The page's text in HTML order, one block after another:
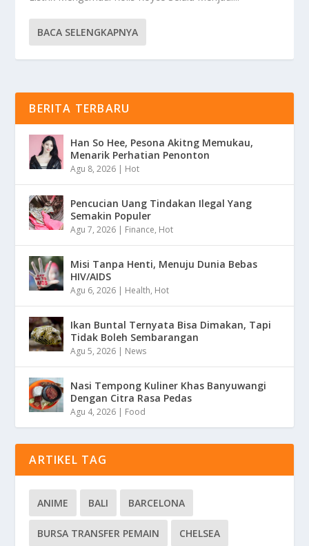
BACA SELENGKAPNYA
BERITA TERBARU
Han So Hee, Pesona Akitng Memukau,
Menarik Perhatian Penonton
Agu 8, 2026 | Hot
Pencucian Uang Tindakan Ilegal Yang
Semakin Populer
Agu 7, 2026 | Finance, Hot
Misi Tanpa Henti, Menuju Dunia Bebas
HIV/AIDS
Agu 6, 2026 | Health, Hot
Ikan Buntal Ternyata Bisa Dimakan, Tapi
Tidak Boleh Sembarangan
Agu 5, 2026 | News
Nasi Tempong Kuliner Khas Banyuwangi
Dengan Citra Rasa Pedas
Agu 4, 2026 | Food
ARTIKEL TAG
ANIME BALI BARCELONA
BURSA TRANSFER PEMAIN CHELSEA